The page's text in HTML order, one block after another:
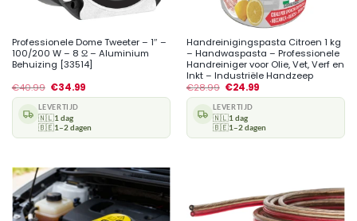
Professionele Dome Tweeter – 1″ –
100/200 W – 8 Ω – Aluminium
Behuizing [33514]
€40.99 €34.99
LEVERTIJD
🇳🇱1 dag
🇧🇪1–2 dagen
Handreinigingspasta Citroen 1 kg
– Handwaspasta – Professionele
Handreiniger voor Olie, Vet, Verf en
Inkt – Industriële Handzeep
€28.99 €24.99
LEVERTIJD
🇳🇱1 dag
🇧🇪1–2 dagen